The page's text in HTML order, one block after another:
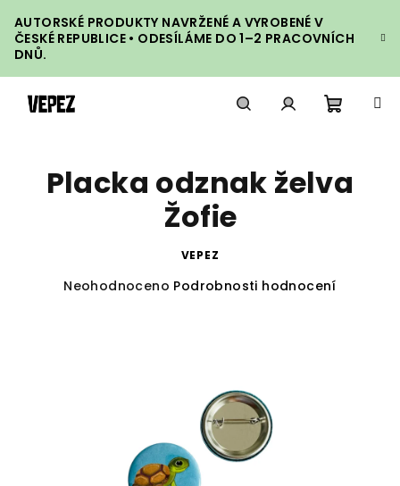
na
obsah
AUTORSKÉ PRODUKTY NAVRŽENÉ A VYROBENÉ V
ČESKÉ REPUBLICE • ODESÍLÁME DO 1–2 PRACOVNÍCH
DNŮ.
košík
Placka odznak želva
Žofie
VEPEZ
Průměrné
Neohodnoceno Podrobnosti hodnocení